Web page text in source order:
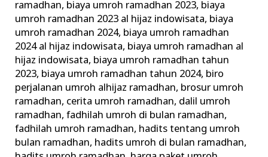
ramadhan, biaya umroh ramadhan 2023, biaya
umroh ramadhan 2023 al hijaz indowisata, biaya
umroh ramadhan 2024, biaya umroh ramadhan
2024 al hijaz indowisata, biaya umroh ramadhan al
hijaz indowisata, biaya umroh ramadhan tahun
2023, biaya umroh ramadhan tahun 2024, biro
perjalanan umroh alhijaz ramadhan, brosur umroh
ramadhan, cerita umroh ramadhan, dalil umroh
ramadhan,fadhilah umroh di bulan ramadhan,
fadhilah umroh ramadhan, hadits tentang umroh
bulan ramadhan, hadits umroh di bulan ramadhan,